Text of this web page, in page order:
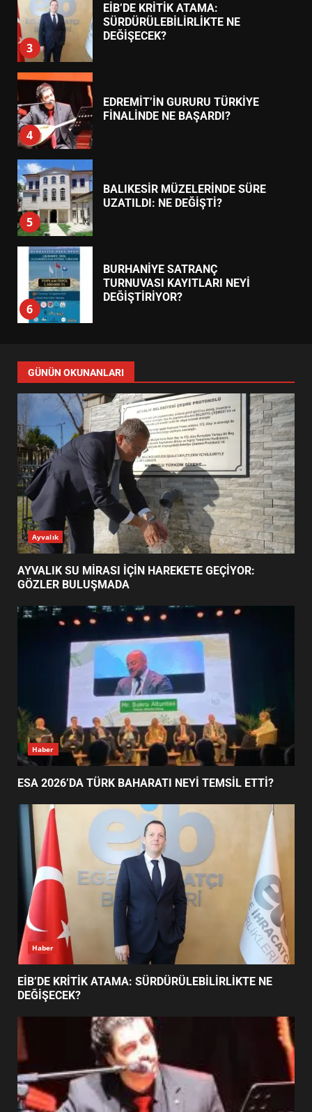
3
EİB’DE KRİTİK ATAMA:
SÜRDÜRÜLEBİLİRLİKTE NE
DEĞİŞECEK?
4
EDREMİT’İN GURURU TÜRKİYE
FİNALİNDE NE BAŞARDI?
5
BALIKESİR MÜZELERİNDE SÜRE
UZATILDI: NE DEĞİŞTİ?
6
BURHANİYE SATRANÇ
TURNUVASI KAYITLARI NEYİ
DEĞİŞTİRİYOR?
7
YENİ YÖNETİM NASIL
ŞEKİLLENDİ?
1
AYVALIK SU MİRASI İÇİN
HAREKETE GEÇİYOR: GÖZLER
BULUŞMADA
2
ESA 2026’DA TÜRK BAHARATI
NEYİ TEMSİL ETTİ?
EİB’DE KRİTİK ATAMA:
SÜRDÜRÜLEBİLİRLİKTE NE
DEĞİŞECEK?
4
EDREMİT’İN GURURU TÜRKİYE
FİNALİNDE NE BAŞARDI?
5
UZATILDI: NE DEĞİŞTİ?
6
BURHANİYE SATRANÇ
TURNUVASI KAYITLARI NEYİ
DEĞİŞTİRİYOR?
BURHANİYE BELEDİYESPOR’DA
YENİ YÖNETİM NASIL
GÜNÜN OKUNANLARI
Ayvalık
AYVALIK SU MİRASI İÇİN HAREKETE GEÇİYOR:
GÖZLER BULUŞMADA
Haber
ESA 2026’DA TÜRK BAHARATI NEYİ TEMSİL ETTİ?
Haber
EİB’DE KRİTİK ATAMA: SÜRDÜRÜLEBİLİRLİKTE NE
DEĞİŞECEK?